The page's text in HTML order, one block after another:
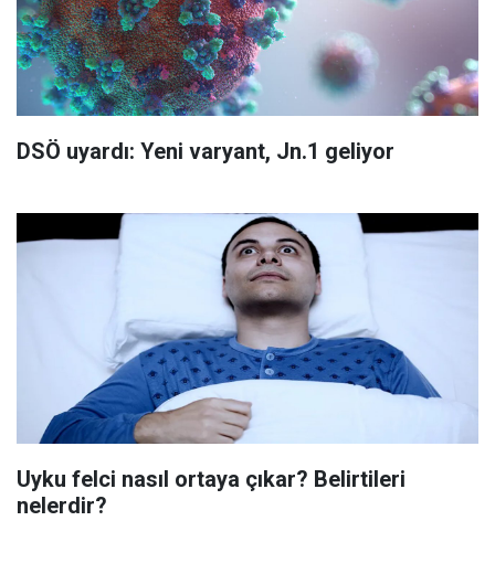
DSÖ uyardı: Yeni varyant, Jn.1 geliyor
Uyku felci nasıl ortaya çıkar? Belirtileri
nelerdir?